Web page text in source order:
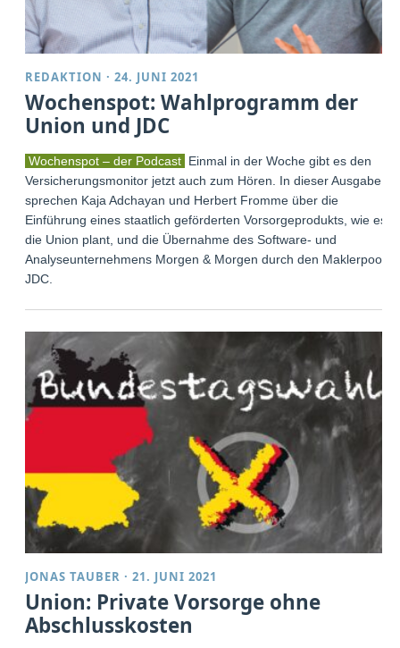
REDAKTION ·24. JUNI 2021
Wochenspot: Wahlprogramm der
Union und JDC
Wochenspot – der Podcast Einmal in der Woche gibt es den
Versicherungsmonitor jetzt auch zum Hören. In dieser Ausgabe
sprechen Kaja Adchayan und Herbert Fromme über die
Einführung eines staatlich geförderten Vorsorgeprodukts, wie es
die Union plant, und die Übernahme des Software- und
Analyseunternehmens Morgen & Morgen durch den Maklerpool
JDC.
JONAS TAUBER ·21. JUNI 2021
Union: Private Vorsorge ohne
Abschlusskosten